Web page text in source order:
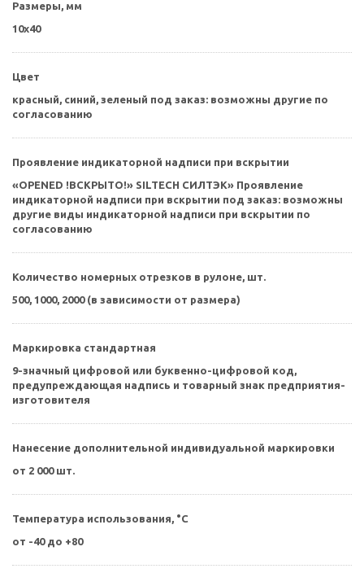
Размеры, мм
10х40
Цвет
красный, синий, зеленый под заказ: возможны другие по
согласованию
Проявление индикаторной надписи при вскрытии
«OPENED !ВСКРЫТО!» SILTECH СИЛТЭК» Проявление
индикаторной надписи при вскрытии под заказ: возможны
другие виды индикаторной надписи при вскрытии по
согласованию
Количество номерных отрезков в рулоне, шт.
500, 1000, 2000 (в зависимости от размера)
Маркировка стандартная
9-значный цифровой или буквенно-цифровой код,
предупреждающая надпись и товарный знак предприятия-
изготовителя
Нанесение дополнительной индивидуальной маркировки
от 2 000 шт.
Температура использования, °С
от -40 до +80